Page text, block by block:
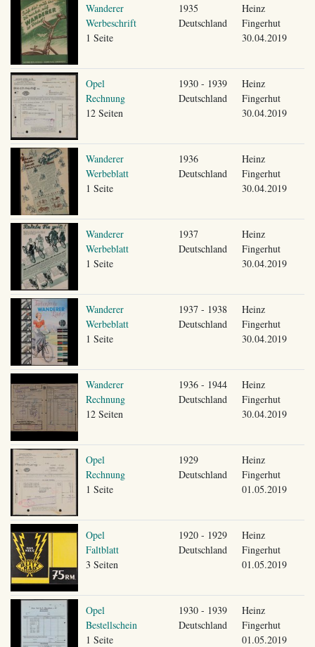
Wanderer
Werbeschrift
1 Seite
1935
Deutschland
Heinz
Fingerhut
30.04.2019
Opel
Rechnung
12 Seiten
1930 - 1939
Deutschland
Heinz
Fingerhut
30.04.2019
Wanderer
Werbeblatt
1 Seite
1936
Deutschland
Heinz
Fingerhut
30.04.2019
Wanderer
Werbeblatt
1 Seite
1937
Deutschland
Heinz
Fingerhut
30.04.2019
Wanderer
Werbeblatt
1 Seite
1937 - 1938
Deutschland
Heinz
Fingerhut
30.04.2019
Wanderer
Rechnung
12 Seiten
1936 - 1944
Deutschland
Heinz
Fingerhut
30.04.2019
Opel
Rechnung
1 Seite
1929
Deutschland
Heinz
Fingerhut
01.05.2019
Opel
Faltblatt
3 Seiten
1920 - 1929
Deutschland
Heinz
Fingerhut
01.05.2019
Opel
Bestellschein
1 Seite
1930 - 1939
Deutschland
Heinz
Fingerhut
01.05.2019